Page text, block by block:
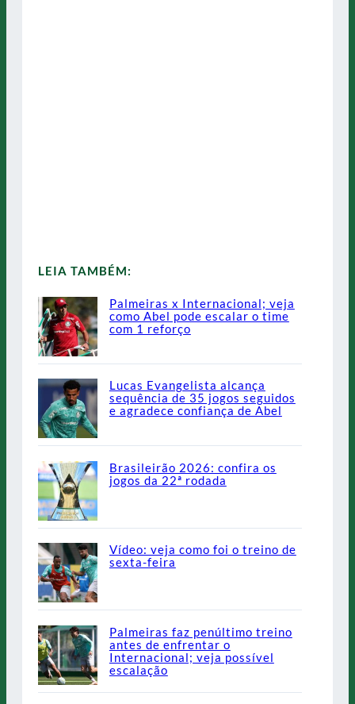
LEIA TAMBÉM:
Palmeiras x Internacional; veja
como Abel pode escalar o time
com 1 reforço
Lucas Evangelista alcança
sequência de 35 jogos seguidos
e agradece confiança de Abel
Brasileirão 2026: confira os
jogos da 22ª rodada
Vídeo: veja como foi o treino de
sexta-feira
Palmeiras faz penúltimo treino
antes de enfrentar o
Internacional; veja possível
escalação